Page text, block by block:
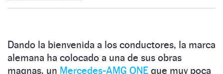
Dando la bienvenida a los conductores, la marca
alemana ha colocado a una de sus obras
magnas, un Mercedes-AMG ONE que muy poca